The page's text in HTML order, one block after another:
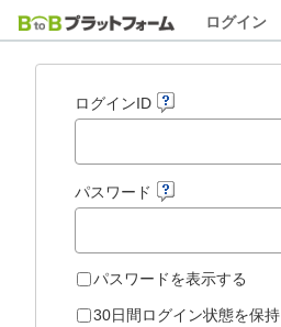
ログイン
ログインID
パスワード
パスワードを表示する
30日間ログイン状態を保持